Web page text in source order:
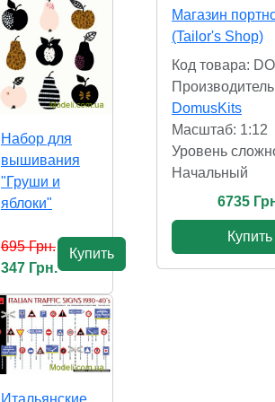
Набор для
вышивания
"Груши и
яблоки"
695 Грн.
347 Грн.
Купить
Итальянские
Магазин
(Tailor's Shop)
Код товара:
DomusKits
Масштаб: 1:12
Уровень
Начальный
6735
Купить